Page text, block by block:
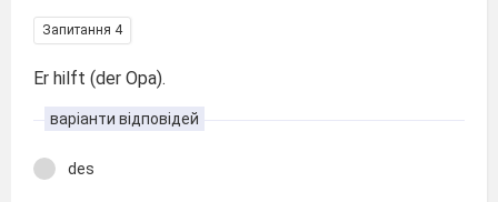
Запитання 4
Er hilft (der Opa).
варіанти відповідей
des